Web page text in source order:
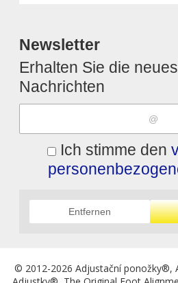
Newsletter
Erhalten Sie die
Nachrichten
Ich stimme den
Entfernen
© 2012-2026 Adjustační ponožky®,